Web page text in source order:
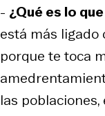
- ¿Qué es lo
está más ligado
porque te toca
las